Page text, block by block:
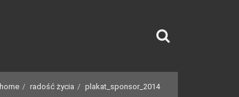
home radość życia plakat_sponsor_2014